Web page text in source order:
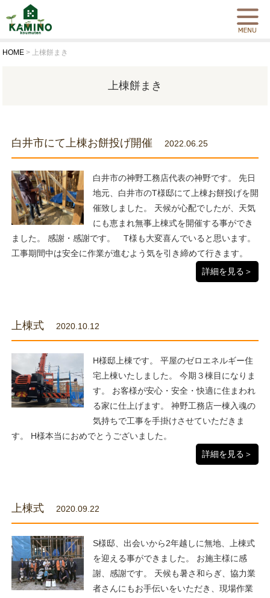
HOME > 上棟餅まき
上棟餅まき
白井市にて上棟お餅投げ開催 2022.06.25
白井市の神野工務店代表の神野です。 先日
地元、白井市のT様邸にて上棟お餅投げを開
催致しました。 天候が心配でしたが、天気
にも恵まれ無事上棟式を開催する事ができ
ました。 感謝・感謝です。 T様も大変喜んでいると思います。
工事期間中は安全に作業が進むよう気を引き締めて行きます。
詳細を見る＞
上棟式 2020.10.12
H様邸上棟です。 平屋のゼロエネルギー住
宅上棟いたしました。 今期３棟目になりま
す。 お客様が安心・安全・快適に住まわれ
る家に仕上げます。 神野工務店一棟入魂の
気持ちで工事を手掛けさせていただきま
す。 H様本当におめでとうございました。
詳細を見る＞
上棟式 2020.09.22
S様邸、出会いから2年越しに無地、上棟式
を迎える事ができました。 お施主様に感
謝、感謝です。 天候も暑さ和らぎ、協力業
者さんにもお手伝いをいただき、現場作業